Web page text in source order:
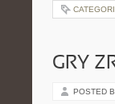
GRY
POSTED